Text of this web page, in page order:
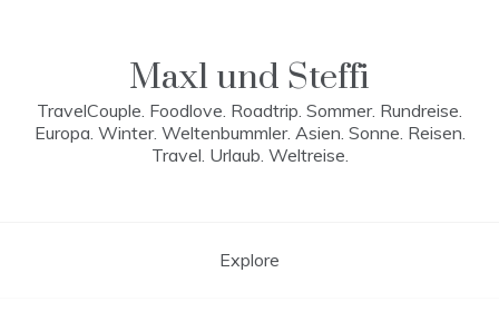
Maxl und Steffi
TravelCouple. Foodlove. Roadtrip. Sommer. Rundreise.
Europa. Winter. Weltenbummler. Asien. Sonne. Reisen.
Travel. Urlaub. Weltreise.
Explore